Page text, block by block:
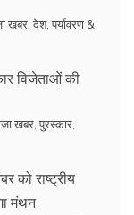
खबर देश, पर्यावरण &
विजेताओं की
खबर पुरस्कार
को राष्ट्रीय
मंथन